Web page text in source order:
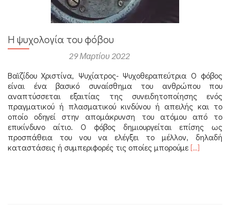
Η ψυχολογία του φόβου
29 Μαρτίου 2022
Βαϊζίδου Χριστίνα, Ψυχίατρος- Ψυχοθεραπεύτρια Ο φόβος
είναι ένα βασικό συναίσθημα του ανθρώπου που
αναπτύσσεται εξαιτίας της συνειδητοποίησης ενός
πραγματικού ή πλασματικού κινδύνου ή απειλής και το
οποίο οδηγεί στην απομάκρυνση του ατόμου από το
επικίνδυνο αίτιο. Ο φόβος δημιουργείται επίσης ως
προσπάθεια του νου να ελέγξει το μέλλον, δηλαδή
καταστάσεις ή συμπεριφορές τις οποίες μπορούμεΔιαβάστε
[…]